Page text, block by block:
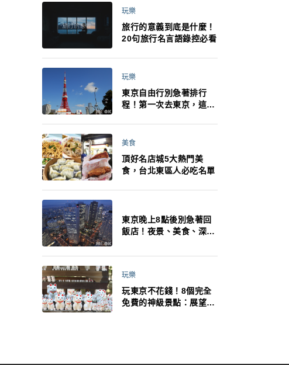
玩樂
旅行的意義到底是什麼！
20句旅行名言語錄控必看
玩樂
東京自由行別急著排行
程！第一次去東京，這10
美食
頂好名店城5大熱門美
食，台北東區人必吃名單
東京晚上8點後別急著回
飯店！夜景、美食、深夜
夜生活才正要開始
玩樂
玩東京不花錢！8個完全
免費的神級景點：展望台